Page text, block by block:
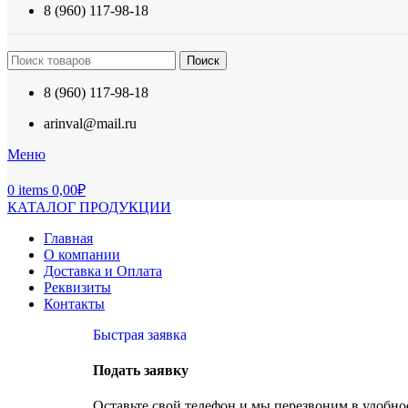
8 (960) 117-98-18
Поиск
8 (960) 117-98-18
arinval@mail.ru
Меню
0 items 0,00₽
КАТАЛОГ ПРОДУКЦИИ
Главная
О компании
Доставка и Оплата
Реквизиты
Контакты
Быстрая заявка
Подать заявку